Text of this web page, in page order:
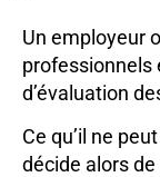
Un employeur
professionnels
d’évaluation
Ce qu’il ne
décide alors